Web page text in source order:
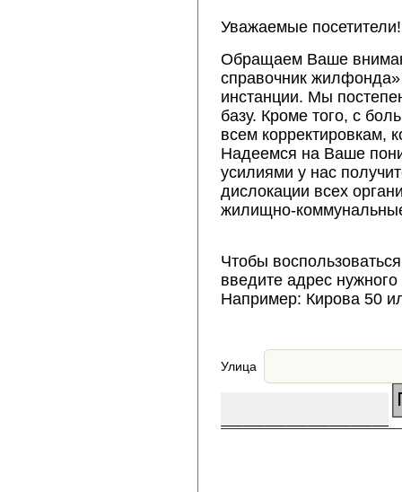
Уважаемые посетители!
Обращаем Ваше
справочник
инстанции. Мы
базу. Кроме того, с
всем корректировкам,
Надеемся на Ваше
усилиями у нас
дислокации всех
жилищно-
Чтобы
введите адрес
Например: Кирова 50
Улица